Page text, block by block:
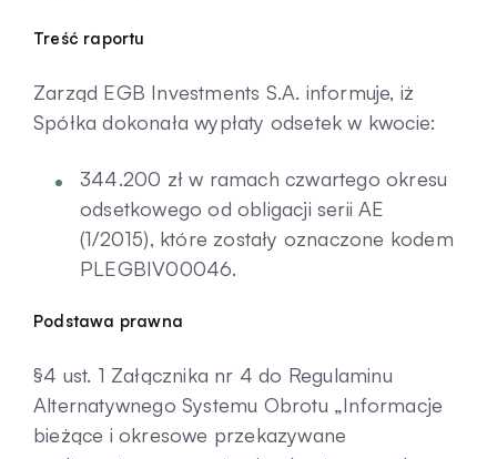
Kontakt
Treść raportu
Zarząd EGB Investments S.A. informuje, iż
Spółka dokonała wypłaty odsetek w kwocie:
344.200 zł w ramach czwartego okresu
odsetkowego od obligacji serii AE
(1/2015), które zostały oznaczone kodem
PLEGBIV00046.
Podstawa prawna
§4 ust. 1 Załącznika nr 4 do Regulaminu
Alternatywnego Systemu Obrotu „Informacje
bieżące i okresowe przekazywane